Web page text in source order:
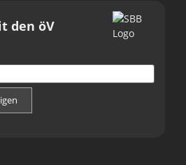
den öV